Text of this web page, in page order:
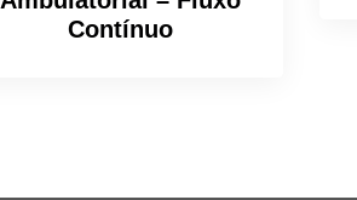
Contínuo